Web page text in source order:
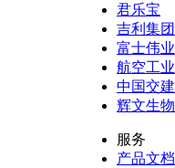
君乐宝
吉利集团
富士伟业
航空工业
中国交建
辉文生物
服务
产品文档